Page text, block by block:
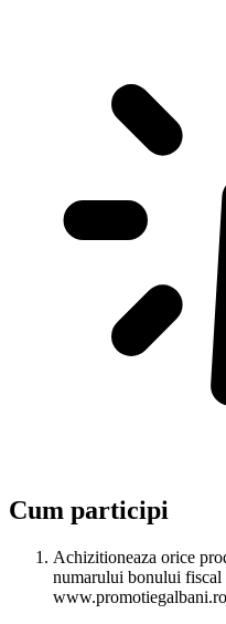
Cum participi
Achizitioneaza orice
numarului bonului fiscal